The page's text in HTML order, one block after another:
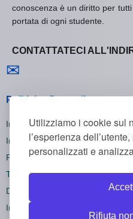
Utilizziamo i cookie sul
l’esperienza
personalizzati e
Rifiuta
conoscenza è un diritto per
portata di ogni studente.
CONTATTATECI
✉
Politiche Generali
Informativa sulla Privacy
Informativa sui Cookie
Politica di Rimborso
Termini e Condizioni
Disiscriversi
Impostazioni dei cookie